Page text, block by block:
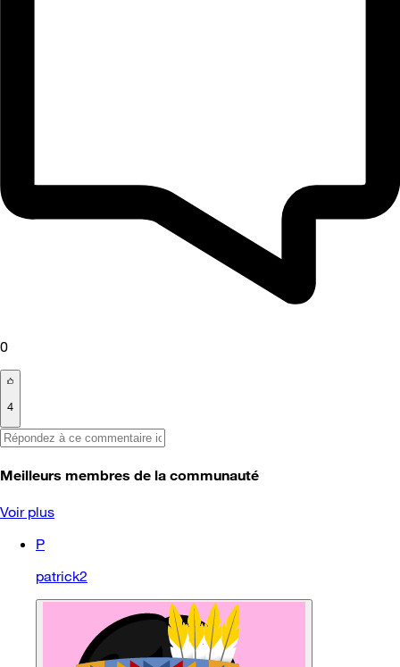
0
4
Meilleurs membres de la communauté
Voir plus
P
patrick2